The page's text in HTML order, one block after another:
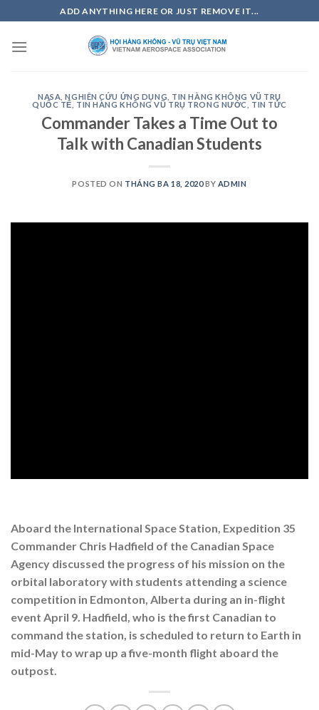
to
content
ADD ANYTHING HERE OR JUST REMOVE IT...
NASA ,NGHIÊN CỨU ỨNG DỤNG
TIN HÀNG KHÔNG VŨ TRỤ
QUỐC TẾ
TIN HÀNG KHÔNG VŨ TRỤ TRONG NƯỚC TIN TỨC
Commander Takes a Time Out to
Talk with Canadian Students
POSTED ON THÁNG BA 18, 2020BY ADMIN
Aboard the International Space Station, Expedition 35
Commander Chris Hadfield of the Canadian Space
Agency discussed the progress of his mission on the
orbital laboratory with students attending a science
competition in Edmonton, Alberta during an in-flight
event April 9. Hadfield, who is the first Canadian to
command the station, is scheduled to return to Earth in
mid-May to wrap up a five-month flight aboard the
outpost.